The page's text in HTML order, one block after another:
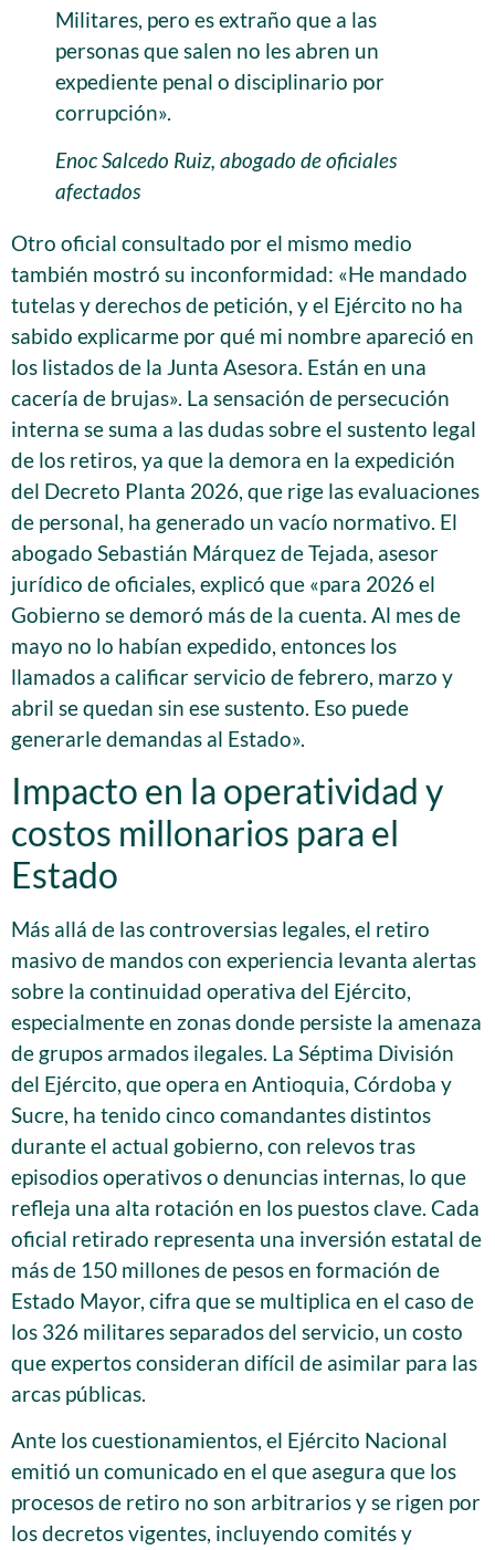
Militares, pero es extraño que a las
personas que salen no les abren un
expediente penal o disciplinario por
corrupción».
Enoc Salcedo Ruiz, abogado de oficiales
afectados
Otro oficial consultado por el mismo medio
también mostró su inconformidad: «He mandado
tutelas y derechos de petición, y el Ejército no ha
sabido explicarme por qué mi nombre apareció en
los listados de la Junta Asesora. Están en una
cacería de brujas». La sensación de persecución
interna se suma a las dudas sobre el sustento legal
de los retiros, ya que la demora en la expedición
del Decreto Planta 2026, que rige las evaluaciones
de personal, ha generado un vacío normativo. El
abogado Sebastián Márquez de Tejada, asesor
jurídico de oficiales, explicó que «para 2026 el
Gobierno se demoró más de la cuenta. Al mes de
mayo no lo habían expedido, entonces los
llamados a calificar servicio de febrero, marzo y
abril se quedan sin ese sustento. Eso puede
generarle demandas al Estado».
Impacto en la operatividad y
costos millonarios para el
Estado
Más allá de las controversias legales, el retiro
masivo de mandos con experiencia levanta alertas
sobre la continuidad operativa del Ejército,
especialmente en zonas donde persiste la amenaza
de grupos armados ilegales. La Séptima División
del Ejército, que opera en Antioquia, Córdoba y
Sucre, ha tenido cinco comandantes distintos
durante el actual gobierno, con relevos tras
episodios operativos o denuncias internas, lo que
refleja una alta rotación en los puestos clave. Cada
oficial retirado representa una inversión estatal de
más de 150 millones de pesos en formación de
Estado Mayor, cifra que se multiplica en el caso de
los 326 militares separados del servicio, un costo
que expertos consideran difícil de asimilar para las
arcas públicas.
Ante los cuestionamientos, el Ejército Nacional
emitió un comunicado en el que asegura que los
procesos de retiro no son arbitrarios y se rigen por
los decretos vigentes, incluyendo comités y